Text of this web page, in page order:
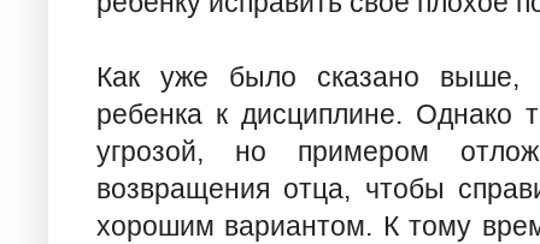
Как уже было сказано выше,
ребенка к дисциплине. Однако
угрозой, но примером
возвращения отца, чтобы
хорошим вариантом. К тому